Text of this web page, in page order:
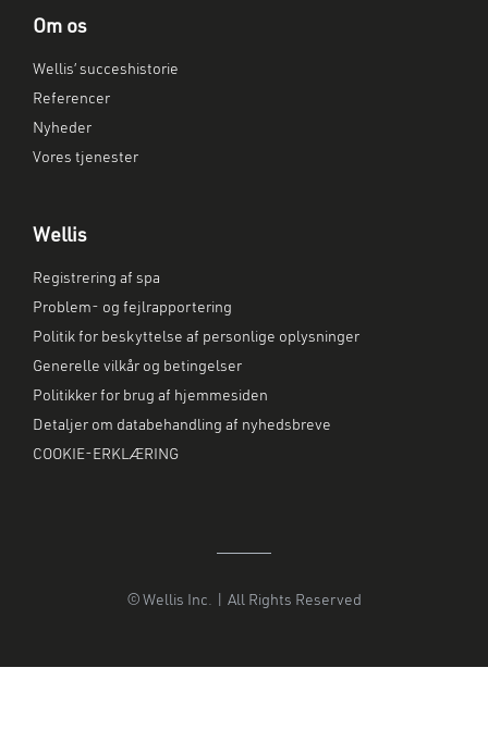
Om os
Wellis’ succeshistorie
Referencer
Nyheder
Vores tjenester
Wellis
Registrering af spa
Problem- og fejlrapportering
Politik for beskyttelse af personlige oplysninger
Generelle vilkår og betingelser
Politikker for brug af hjemmesiden
Detaljer om databehandling af nyhedsbreve
COOKIE-ERKLÆRING
© Wellis Inc. | All Rights Reserved